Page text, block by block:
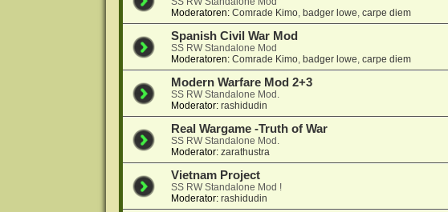
Moderatoren: Comrade Kimo, badger lowe, carpe diem
Spanish Civil War Mod
SS RW Standalone Mod
Moderatoren: Comrade Kimo, badger lowe, carpe diem
Modern Warfare Mod 2+3
SS RW Standalone Mod.
Moderator: rashidudin
Real Wargame -Truth of War
SS RW Standalone Mod.
Moderator: zarathustra
Vietnam Project
SS RW Standalone Mod !
Moderator: rashidudin